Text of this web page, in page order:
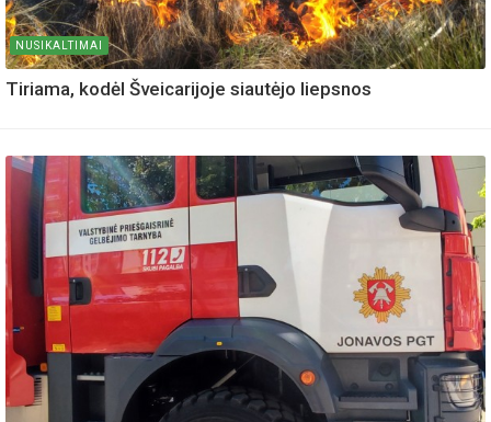
NUSIKALTIMAI
Tiriama, kodėl Šveicarijoje siautėjo liepsnos